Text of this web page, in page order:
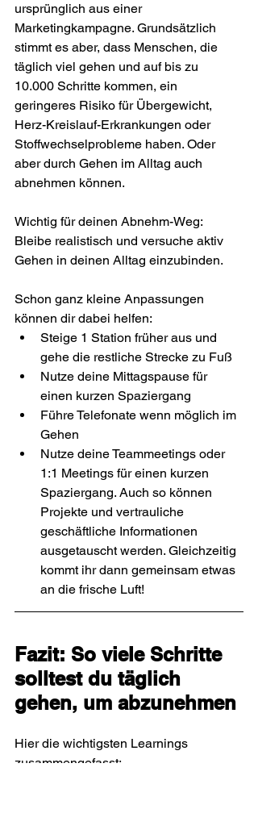
ursprünglich aus einer
Marketingkampagne. Grundsätzlich
stimmt es aber, dass Menschen, die
täglich viel gehen und auf bis zu
10.000 Schritte kommen, ein
geringeres Risiko für Übergewicht,
Herz-Kreislauf-Erkrankungen oder
Stoffwechselprobleme haben. Oder
aber durch Gehen im Alltag auch
abnehmen können.
Wichtig für deinen Abnehm-Weg:
Bleibe realistisch und versuche aktiv
Gehen in deinen Alltag einzubinden.
Schon ganz kleine Anpassungen
können dir dabei helfen:
Steige 1 Station früher aus und
gehe die restliche Strecke zu Fuß
Nutze deine Mittagspause für
einen kurzen Spaziergang
Führe Telefonate wenn möglich im
Gehen
Nutze deine Teammeetings oder
1:1 Meetings für einen kurzen
Spaziergang. Auch so können
Projekte und vertrauliche
geschäftliche Informationen
ausgetauscht werden. Gleichzeitig
kommt ihr dann gemeinsam etwas
an die frische Luft!
Fazit: So viele Schritte
solltest du täglich
gehen, um abzunehmen
Hier die wichtigsten Learnings
zusammengefasst: